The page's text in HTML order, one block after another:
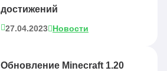
достижений
27.04.2023 Новости
Обновление Minecraft 1.20